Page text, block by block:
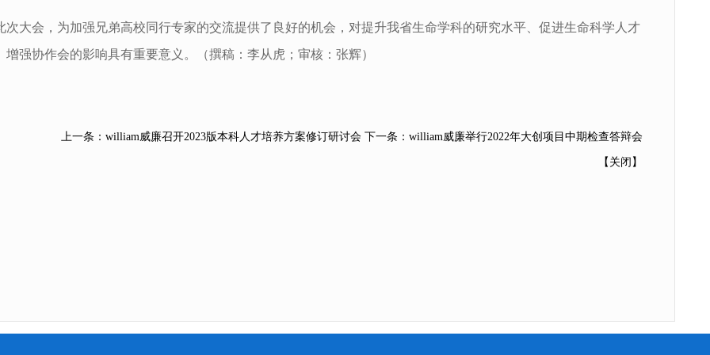
次大会，为加强兄弟高校同行专家的交流提供了良好的机会，对提升我省生命学科的研究水平、促进生命科学人才
增强协作会的影响具有重要意义。（撰稿：李从虎；审核：张辉）
上一条： william威廉召开2023版本科人才培养方案修订研讨会 下一条： william威廉举行2022年大创项目中期检查答辩会
【 关闭 】